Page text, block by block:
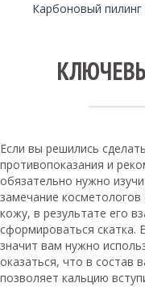
Карбоновый пилинг
Если вы решились
противопоказания и
обязательно нужно
замечание
кожу, в результате его
сформироваться скатка.
значит вам нужно
оказаться, что в состав
позволяет кальцию